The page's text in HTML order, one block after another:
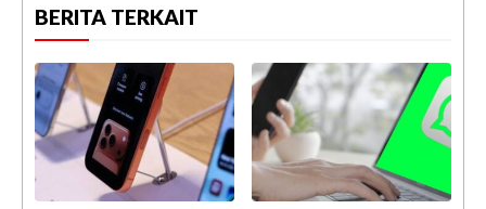
BERITA TERKAIT